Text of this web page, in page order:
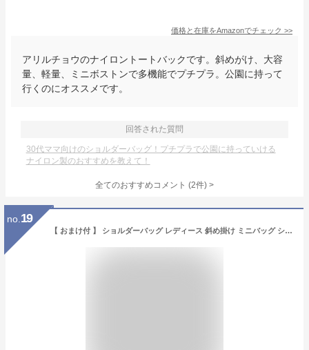
価格と在庫をAmazonでチェック >>
アリルチョウのナイロントートバックです。斜めがけ、大容
量、軽量、ミニボストンで多機能でプチプラ。公園に持って
行くのにオススメです。
回答された質問
30代ママ向けのショルダーバッグ！プチプラで公園に持っていける
ナイロン製のおすすめを教えて！
全てのおすすめコメント (2件) >
no. 19
【 おまけ付 】 ショルダーバッグ レディース 斜め掛け ミニバッグ ショルダー 肩掛けバッグ 軽い ファスナー付 通勤バッグ 冬 かっこいい 大容量 2way 小さめ ナイロン おしゃれ 通勤 かわいい 軽量 女性 撥水 ギフト プレゼント シンプル コンパクト tdm 新生活バッグ